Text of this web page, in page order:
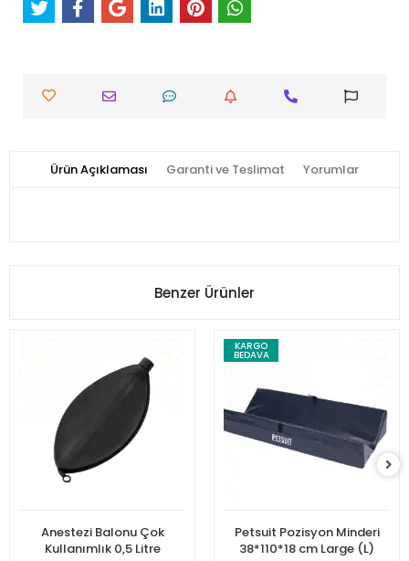
Ürün Açıklaması Garanti ve Teslimat Yorumlar
Benzer Ürünler
Anestezi Balonu Çok
Kullanımlık 0,5 Litre
KARGO
BEDAVA
Petsuit Pozisyon Minderi
38*110*18 cm Large (L)